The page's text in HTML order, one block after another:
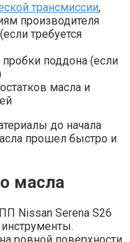
трансмиссии,
производителя
требуется
поддона (если
масла и
до начала
прошел быстро и
масла
Nissan Serena S26